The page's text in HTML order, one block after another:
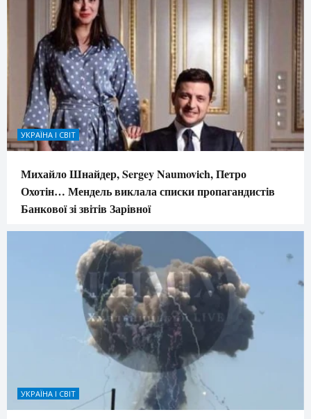
УКРАЇНА І СВІТ
Михайло Шнайдер, Sergey Naumovich, Петро
Охотін… Мендель виклала списки пропагандистів
Банкової зі звітів Зарівної
УКРАЇНА І СВІТ